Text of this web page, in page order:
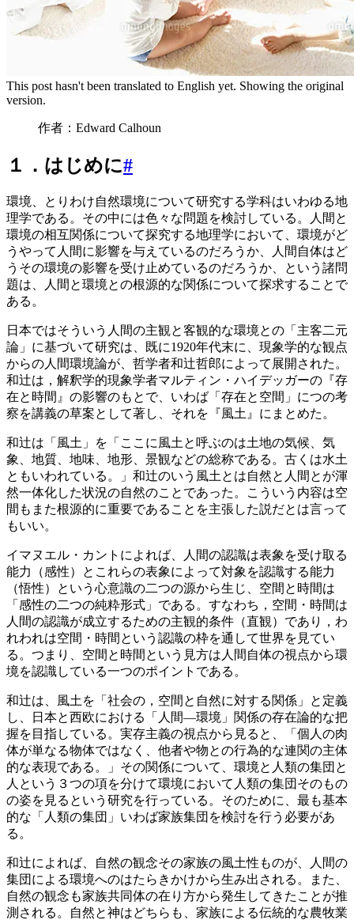
This post hasn't been translated to English yet. Showing the original
version.
作者：Edward Calhoun
１．はじめに#
環境、とりわけ自然環境について研究する学科はいわゆる地
理学である。その中には色々な問題を検討している。人間と
環境の相互関係について探究する地理学において、環境がど
うやって人間に影響を与えているのだろうか、人間自体はど
うその環境の影響を受け止めているのだろうか、という諸問
題は、人間と環境との根源的な関係について探求することで
ある。
日本ではそういう人間の主観と客観的な環境との「主客二元
論」に基づいて研究は、既に1920年代末に、現象学的な観点
からの人間環境論が、哲学者和辻哲郎によって展開された。
和辻は，解釈学的現象学者マルティン・ハイデッガーの『存
在と時間』の影響のもとで、いわば「存在と空間」につの考
察を講義の草案として著し、それを『風土』にまとめた。
和辻は「風土」を「ここに風土と呼ぶのは土地の気候、気
象、地質、地味、地形、景観などの総称である。古くは水土
ともいわれている。」和辻のいう風土とは自然と人間とが渾
然一体化した状況の自然のことであった。こういう内容は空
間もまた根源的に重要であることを主張した説だとは言って
もいい。
イマヌエル・カントによれば、人間の認識は表象を受け取る
能力（感性）とこれらの表象によって対象を認識する能力
（悟性）という心意識の二つの源から生じ、空間と時間は
「感性の二つの純粋形式」である。すなわち，空間・時間は
人間の認識が成立するための主観的条件（直観）であり，わ
れわれは空間・時間という認識の枠を通して世界を見てい
る。つまり、空間と時間という見方は人間自体の視点から環
境を認識している一つのポイントである。
和辻は、風土を「社会の，空間と自然に対する関係」と定義
し、日本と西欧における「人間―環境」関係の存在論的な把
握を目指している。実存主義の視点から見ると、「個人の肉
体が単なる物体ではなく、他者や物との行為的な連関の主体
的な表現である。」その関係について、環境と人類の集団と
人という３つの項を分けて環境において人類の集団そのもの
の姿を見るという研究を行っている。そのために、最も基本
的な「人類の集団」いわば家族集団を検討を行う必要があ
る。
和辻によれば、自然の観念その家族の風土性ものが、人間の
集団による環境へのはたらきかけから生み出される。また、
自然の観念も家族共同体の在り方から発生してきたことが推
測される。自然と神はどちらも、家族による伝統的な農牧業